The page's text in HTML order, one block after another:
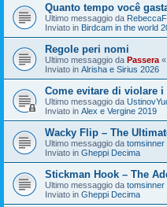
Quanto tempo você
Ultimo messaggio da
Inviato in Birdcam in the world
Regole peri nomi
Ultimo messaggio da Passera «
Inviato in Alrisha e Sirius 2026
Come evitare di violare
Ultimo messaggio da
Inviato in Alex e Vergine 2019
Wacky Flip – The
Ultimo messaggio da tomsinner
Inviato in Gheppi Decima
Stickman Hook – The
Ultimo messaggio da tomsinner
Inviato in Gheppi Decima